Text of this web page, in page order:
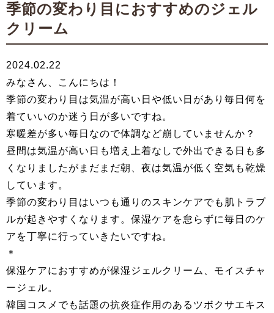
季節の変わり目におすすめのジェル
クリーム
2024.02.22
みなさん、こんにちは！
季節の変わり目は気温が高い日や低い日があり毎日何を
着ていいのか迷う日が多いですね。
寒暖差が多い毎日なので体調など崩していませんか？
昼間は気温が高い日も増え上着なしで外出できる日も多
くなりましたがまだまだ朝、夜は気温が低く空気も乾燥
しています。
季節の変わり目はいつも通りのスキンケアでも肌トラブ
ルが起きやすくなります。保湿ケアを怠らずに毎日のケ
アを丁寧に行っていきたいですね。
＊
保湿ケアにおすすめが保湿ジェルクリーム、モイスチャ
ージェル。
韓国コスメでも話題の抗炎症作用のあるツボクサエキス